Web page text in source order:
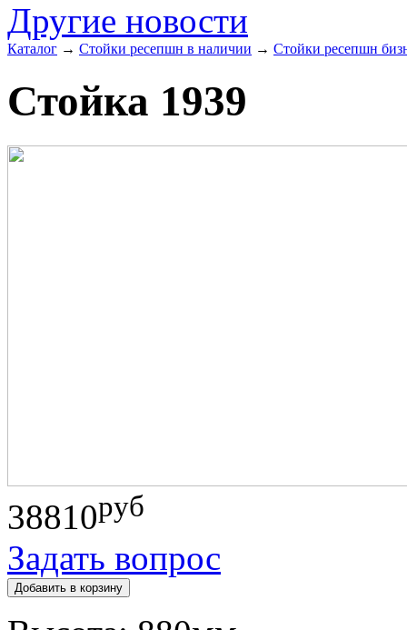
Другие новости
Каталог → Стойки ресепшн в наличии → Стойки ресепшн
Стойка 1939
38810руб
Задать вопрос